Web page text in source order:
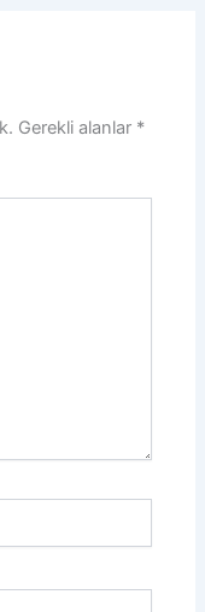
Gerekli alanlar *